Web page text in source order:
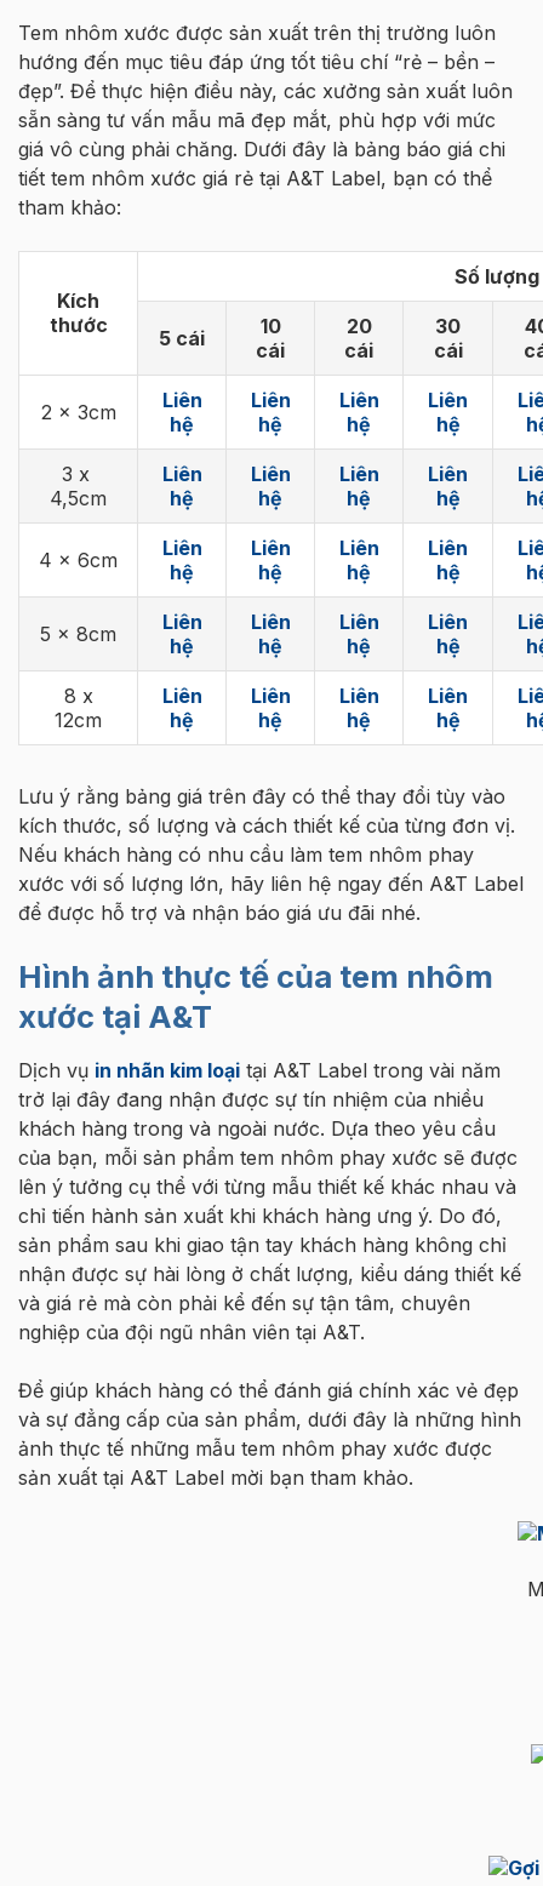
Tem nhôm xước được sản xuất trên thị trường luôn
hướng đến mục tiêu đáp ứng tốt tiêu chí “rẻ – bền –
đẹp”. Để thực hiện điều này, các xưởng sản xuất luôn
sẵn sàng tư vấn mẫu mã đẹp mắt, phù hợp với mức
giá vô cùng phải chăng. Dưới đây là bảng báo giá chi
tiết tem nhôm xước giá rẻ tại A&T Label, bạn có thể
tham khảo:
Kích
thước
Số lượng
5 cái
10
cái
20
cái
30
cái
2 x 3cm
Liên
hệ
Liên
hệ
Liên
hệ
Liên
hệ
3 x
4,5cm
Liên
hệ
Liên
hệ
Liên
hệ
Liên
hệ
4 x 6cm
Liên
hệ
Liên
hệ
Liên
hệ
Liên
hệ
5 x 8cm
Liên
hệ
Liên
hệ
Liên
hệ
Liên
hệ
8 x
12cm
Liên
hệ
Liên
hệ
Liên
hệ
Liên
hệ
Lưu ý rằng bảng giá trên đây có thể thay đổi tùy vào
kích thước, số lượng và cách thiết kế của từng đơn vị.
Nếu khách hàng có nhu cầu làm tem nhôm phay
xước với số lượng lớn, hãy liên hệ ngay đến A&T Label
để được hỗ trợ và nhận báo giá ưu đãi nhé.
Hình ảnh thực tế của tem nhôm
xước tại A&T
Dịch vụ in nhãn kim loại tại A&T Label trong vài năm
trở lại đây đang nhận được sự tín nhiệm của nhiều
khách hàng trong và ngoài nước. Dựa theo yêu cầu
của bạn, mỗi sản phẩm tem nhôm phay xước sẽ được
lên ý tưởng cụ thể với từng mẫu thiết kế khác nhau và
chỉ tiến hành sản xuất khi khách hàng ưng ý. Do đó,
sản phẩm sau khi giao tận tay khách hàng không chỉ
nhận được sự hài lòng ở chất lượng, kiểu dáng thiết kế
và giá rẻ mà còn phải kể đến sự tận tâm, chuyên
nghiệp của đội ngũ nhân viên tại A&T.
Để giúp khách hàng có thể đánh giá chính xác vẻ đẹp
và sự đẳng cấp của sản phẩm, dưới đây là những hình
ảnh thực tế những mẫu tem nhôm phay xước được
sản xuất tại A&T Label mời bạn tham khảo.